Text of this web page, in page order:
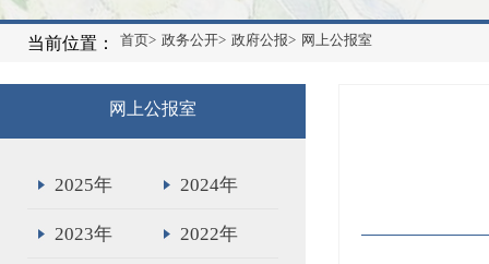
当前位置： 首页> 政务公开> 政府公报> 网上公报室
网上公报室
2025年 2024年
2023年 2022年